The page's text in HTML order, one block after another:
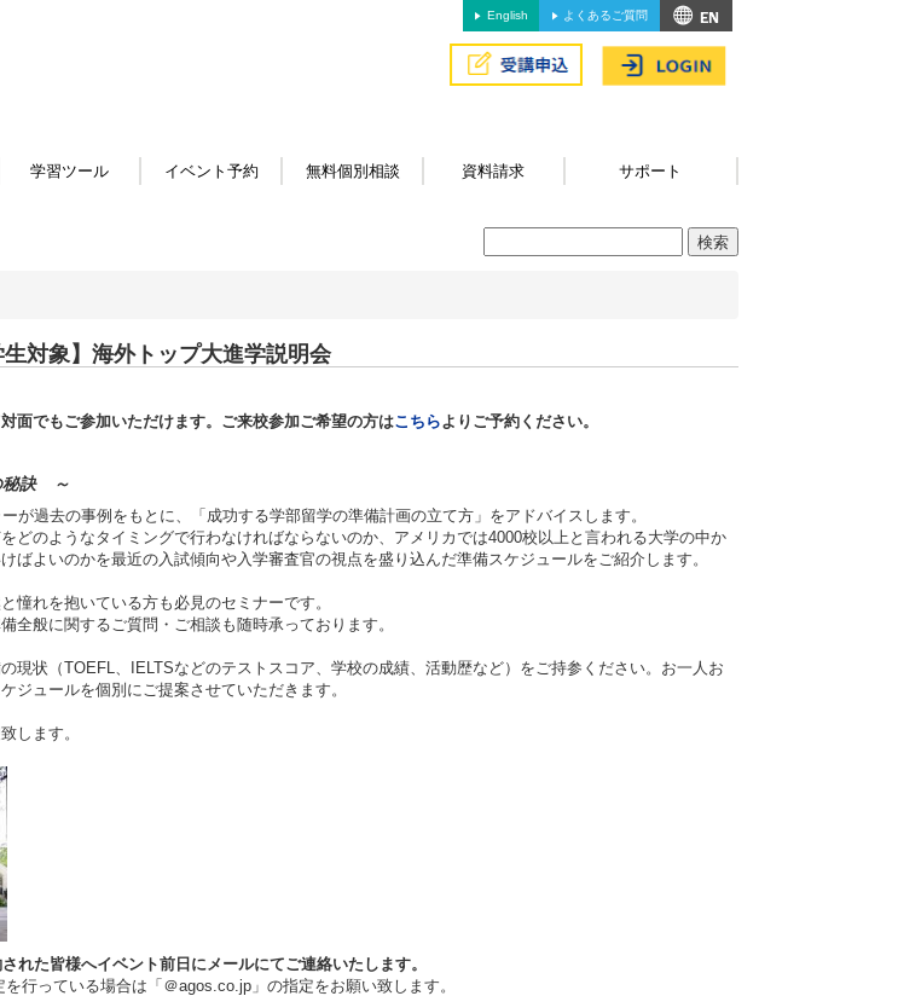
English よくあるご質問
学習ツール イベント予約 無料個別相談 資料請求 サポート
対象】海外トップ大進学説明会
面でもご参加いただけます。ご来校参加ご希望の方はこちらよりご予約ください。
秘訣 ～
が過去の事例をもとに、「成功する学部留学の準備計画の立て方」をアドバイスします。
どのようなタイミングで行わなければならないのか、アメリカでは4000校以上と言われる大学の中か
ばよいのかを最近の入試傾向や入学審査官の視点を盛り込んだ準備スケジュールをご紹介します。
憧れを抱いている方も必見のセミナーです。
全般に関するご質問・ご相談も随時承っております。
現状（TOEFL、IELTSなどのテストスコア、学校の成績、活動歴など）をご持参ください。お一人お
ジュールを個別にご提案させていただきます。
します。
れた皆様へイベント前日にメールにてご連絡いたします。
行っている場合は「＠agos.co.jp」の指定をお願い致します。